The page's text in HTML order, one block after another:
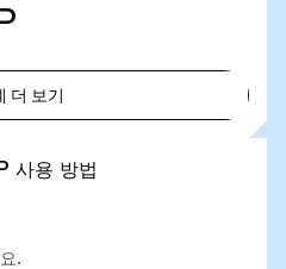
더 보기
용 방법
.